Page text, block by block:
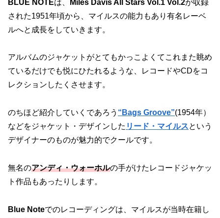
BLUE NOTEは、 Miles Davis All Stars Vol.1 Vol.2が収録
された1951年頃から、マイルスの能力もあり有名レーベ
ルへと成長をしていきます。
アルバムのジャケットがとてもかっこよくてこれまた眺め
ているだけでも悦にひたれるような、レコードやCDをコ
レクションしたくさせます。
のちほど紹介していくであろう “Bags Groove”(1954年）
などをジャケット・デザインした リード・マイルスという
デザイナーのものが魅力的でクールです。
無名のアンディ・ウォーホルの手がけたレコードジャケッ
ト作品もあったりします。
Blue Noteでのレコーディングは、マイルスが当時在籍し